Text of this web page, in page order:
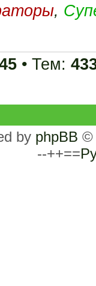
,
• Тем:
by phpBB ©
--++==